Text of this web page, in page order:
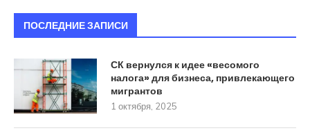
ПОСЛЕДНИЕ ЗАПИСИ
СК вернулся к идее «весомого
налога» для бизнеса, привлекающего
мигрантов
1 октября, 2025